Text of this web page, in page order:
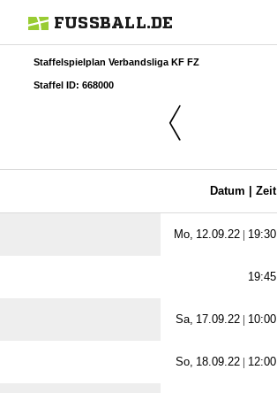
FUSSBALL.DE
Staffelspielplan Verbandsliga KF FZ
Staffel ID: 668000
Datum | Zeit
  | 

  | 
  | 